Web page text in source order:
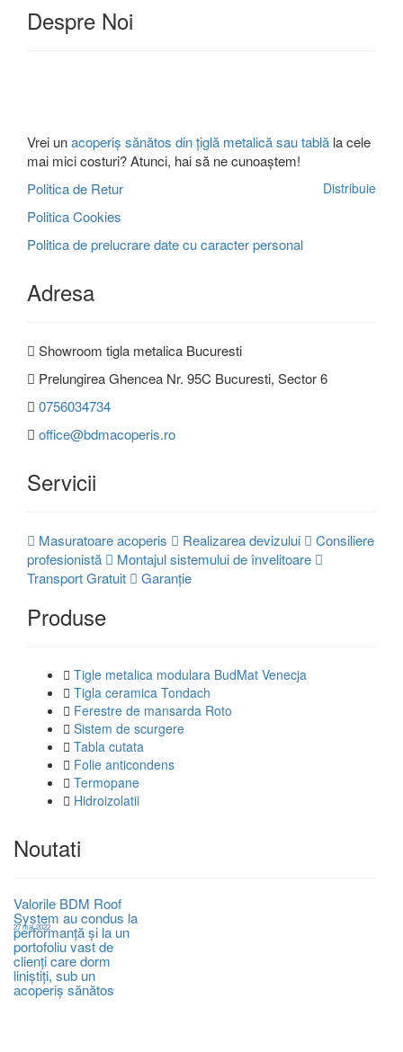
Despre Noi
Vrei unacoperiș sănătos din țiglă metalică sau tablă la cele
mai mici costuri? Atunci, hai să ne cunoaștem!
Distribuie
Politica de Retur
Politica Cookies
Politica de prelucrare date cu caracter personal
Adresa
Showroom tigla metalica Bucuresti
Prelungirea Ghencea Nr. 95C Bucuresti, Sector 6
0756034734
office@bdmacoperis.ro
Servicii
Masuratoare acoperis Realizarea devizului
Consiliere
profesionistă
Montajul sistemului de învelitoare
Transport Gratuit
Garanție
Produse
Tigle metalica modulara BudMat Venecja
Tigla ceramica Tondach
Ferestre de mansarda Roto
Sistem de scurgere
Tabla cutata
Folie anticondens
Termopane
Hidroizolatii
Noutati
Valorile BDM Roof
System au condus la
performanță și la un
portofoliu vast de
clienți care dorm
liniștiți, sub un
acoperiș sănătos
27 mai 2022